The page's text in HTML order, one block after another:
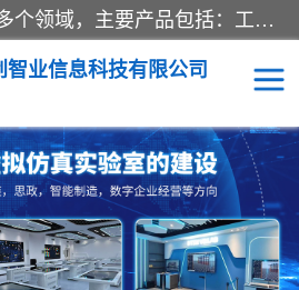
京创智业产品涵盖了多个领域，主要产品包括：工业4.0生产线解决方案，智慧物流综合实训室，教学设备与实验室建设，虚拟仿真实验室等。公司将秉持“创新、执着、诚信、共赢”的理念，以“将服务当作使命”为核心价值观，致力于为客户创造价值，与客户、合作伙伴和员工共同成长。
智业信息科技有限公司
低碳供应链
冷链物流